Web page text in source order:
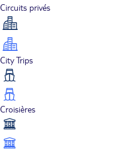
Circuits privés
City Trips
Croisières